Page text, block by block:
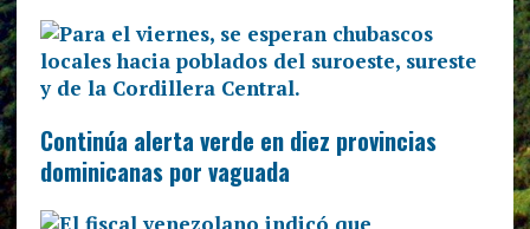
Continúa alerta verde en diez provincias
dominicanas por vaguada